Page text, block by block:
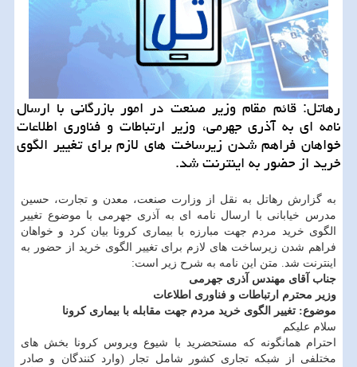
رهاتل: قائم مقام وزیر صنعت در امور بازرگانی با ارسال
نامه ای به آذری جهرمی، وزیر ارتباطات و فناوری اطلاعات
خواهان فراهم شدن زیرساخت های لازم برای تغییر الگوی
خرید از حضور به اینترنت شد.
به گزارش رهاتل به نقل از وزارت صنعت، معدن و تجارت، حسین
مدرس خیابانی با ارسال نامه ای به آذری جهرمی با موضوع تغییر
الگوی خرید مردم جهت مبارزه با بیماری كرونا بیان كرد و خواهان
فراهم شدن زیرساخت های لازم برای تغییر الگوی خرید از حضور به
اینترنت شد. متن این نامه به شرح زیر است:
جناب آقای مهندس آذری جهرمی
وزیر محترم ارتباطات و فناوری اطلاعات
موضوع: تغییر الگوی خرید مردم جهت مقابله با بیماری كرونا
سلام علیكم
احترام همانگونه كه مستحضرید با شیوع ویروس كرونا بخش های
مختلفی از شبكه تجاری كشور شامل تجار (وارد كنندگان و صادر